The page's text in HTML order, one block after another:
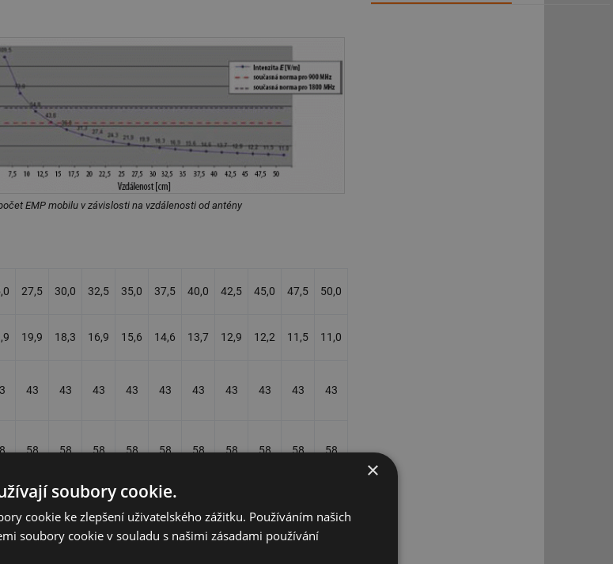
EMP mobilu v závislosti na vzdálenosti od antény
27,5 30,0 32,5 35,0 37,5 40,0 42,5 45,0 47,5 50,0
19,9 18,3 16,9 15,6 14,6 13,7 12,9 12,2 11,5 11,0
43 43 43 43 43 43 43 43 43 43
58 58 58 58 58 58 58 58 58 58
, jakým je ozařován mozek při vyzařovaném výkonu mobilního
být námitky, že v případě ozařování hlavy mobilem, který je
proč výrobci mobilních telefonů neuvádějí základní technické
(charakteristika) blízkého pole.
×
soubory cookie.
cookie ke zlepšení uživatelského zážitku. Používáním našich
soubory cookie v souladu s našimi zásadami používání